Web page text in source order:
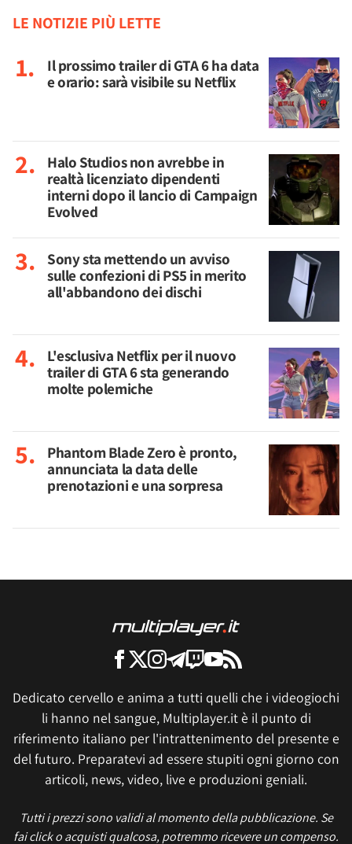
LE NOTIZIE PIÙ LETTE
Il prossimo trailer di GTA 6 ha data
e orario: sarà visibile su Netflix
Halo Studios non avrebbe in
realtà licenziato dipendenti
interni dopo il lancio di Campaign
Evolved
Sony sta mettendo un avviso
sulle confezioni di PS5 in merito
all'abbandono dei dischi
L'esclusiva Netflix per il nuovo
trailer di GTA 6 sta generando
molte polemiche
Phantom Blade Zero è pronto,
annunciata la data delle
prenotazioni e una sorpresa
Dedicato cervello e anima a tutti quelli che i videogiochi
li hanno nel sangue, Multiplayer.it è il punto di
riferimento italiano per l'intrattenimento del presente e
del futuro. Preparatevi ad essere stupiti ogni giorno con
articoli, news, video, live e produzioni geniali.
Tutti i prezzi sono validi al momento della pubblicazione. Se
fai click o acquisti qualcosa, potremmo ricevere un compenso.